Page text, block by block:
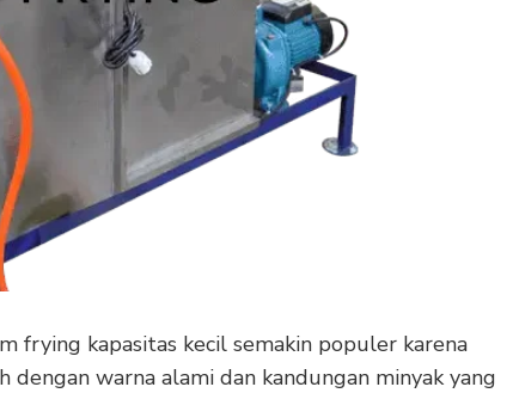
frying kapasitas kecil semakin populer karena
warna alami dan kandungan minyak yang